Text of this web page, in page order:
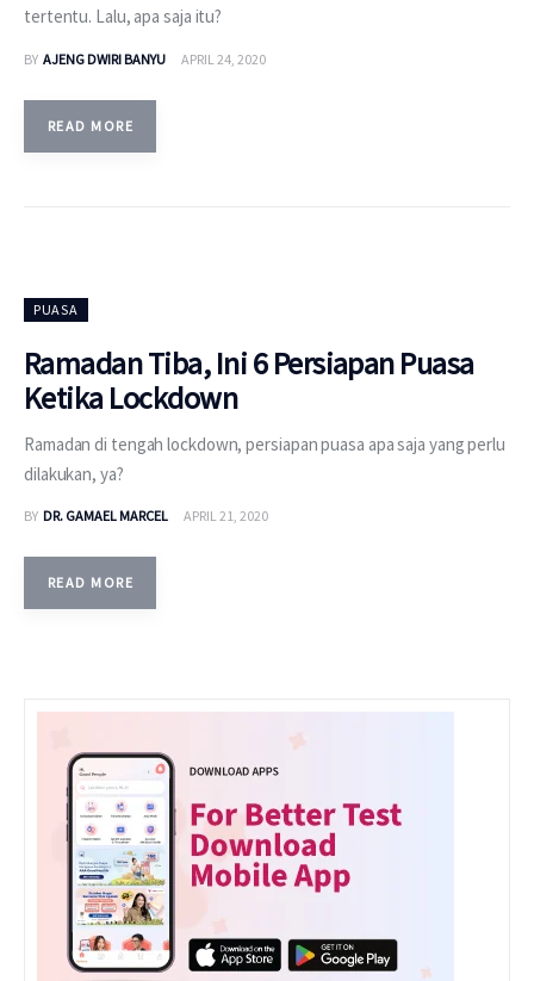
tertentu. Lalu, apa saja itu?
BY AJENG DWIRI BANYU APRIL 24, 2020
READ MORE
PUASA
Ramadan Tiba, Ini 6 Persiapan Puasa
Ketika Lockdown
Ramadan di tengah lockdown, persiapan puasa apa saja yang perlu
dilakukan, ya?
BY DR. GAMAEL MARCEL APRIL 21, 2020
READ MORE